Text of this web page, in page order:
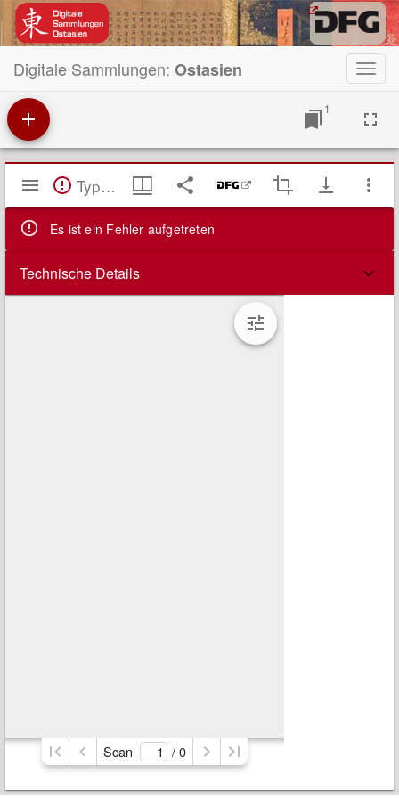
Digitale Sammlungen: Ostasien
1
Mirador
Viewer TypeError: Failed to fetch
Es ist ein Fehler aufgetreten
Technische Details
Scan / 0